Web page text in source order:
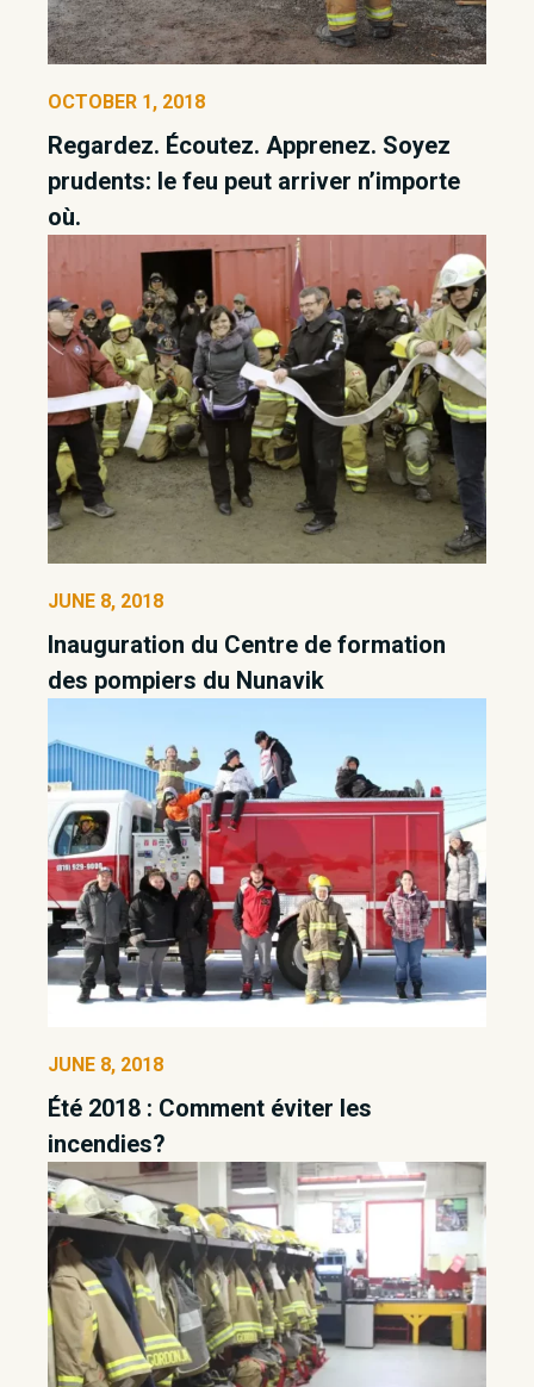
OCTOBER 1, 2018
Regardez. Écoutez. Apprenez. Soyez
prudents: le feu peut arriver n’importe
où.
JUNE 8, 2018
Inauguration du Centre de formation
des pompiers du Nunavik
JUNE 8, 2018
Été 2018 : Comment éviter les
incendies?